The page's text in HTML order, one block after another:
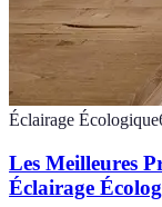
Éclairage Écologique
Les Meilleures
Éclairage